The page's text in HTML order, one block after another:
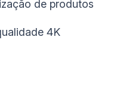
de produtos
4K